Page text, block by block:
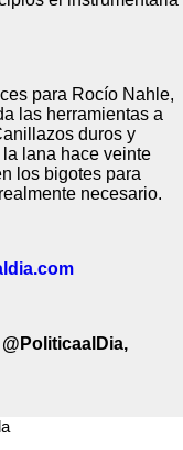
para Rocío Nahle,
las herramientas a
duros y
lana hace veinte
los bigotes para
necesario.
,